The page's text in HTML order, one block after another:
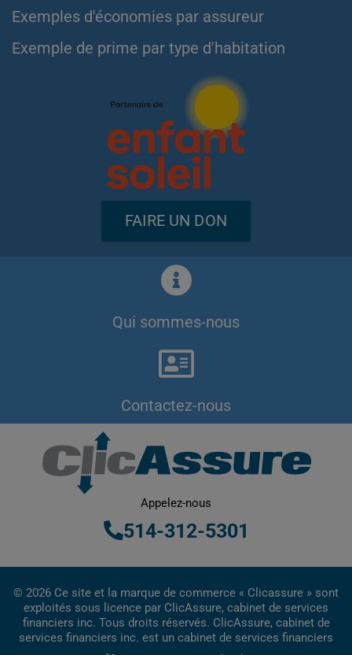
Exemples d'économies par assureur
Exemple de prime par type d'habitation
FAIRE UN DON
Qui sommes-nous
Contactez-nous
Appelez-nous
514-312-5301
© 2026 Ce site et la marque de commerce « Clicassure » sont
exploités sous licence par ClicAssure, cabinet de services
financiers inc. Tous droits réservés. ClicAssure, cabinet de
services financiers inc. est un cabinet de services financiers